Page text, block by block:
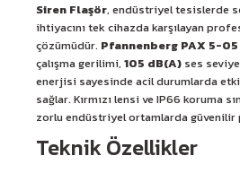
Siren Flaşör, endüstriyel tesislerde
ihtiyacını tek cihazda karşılayan
çözümüdür. Pfannenberg PAX 5-
çalışma gerilimi, 105 dB(A) ses
enerjisi sayesinde acil durumlarda
sağlar. Kırmızı lensi ve IP66 koruma
zorlu endüstriyel ortamlarda güvenilir
Teknik Özellikler